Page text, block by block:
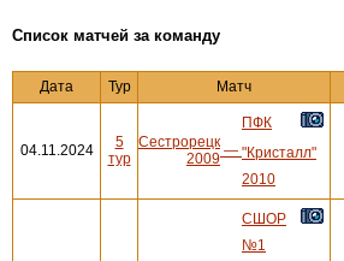
Cписок матчей за команду
Дата Тур Матч
04.11.2024
5
тур
Сестрорецк
2009 —
ПФК
"Кристалл"
2010
СШОР
№1